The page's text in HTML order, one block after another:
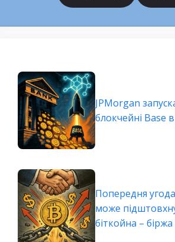
JPMorgan
блокчейні Base
Попередня
може
біткойна – біржа